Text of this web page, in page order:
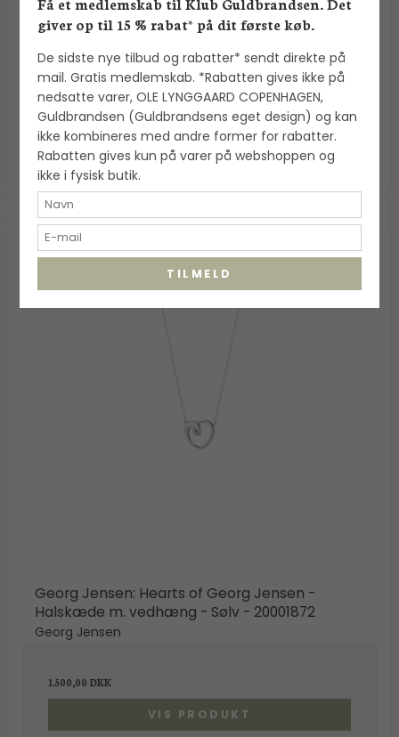
forgyldt Sølv - FLC-SilkNe-G
2.900,00 DKK
VIS PRODUKT
Georg Jensen: Hearts of Georg Jensen -
Halskæde m. vedhæng - Sølv - 20001872
Georg Jensen
1.500,00 DKK
VIS PRODUKT
giver op til 15 % rabat* på dit første køb.
De sidste nye tilbud og rabatter* sendt direkte på
mail. Gratis medlemskab. *Rabatten gives ikke på
nedsatte varer, OLE LYNGGAARD COPENHAGEN,
Guldbrandsen (Guldbrandsens eget design) og kan
ikke kombineres med andre former for rabatter.
Rabatten gives kun på varer på webshoppen og
ikke i fysisk butik.
TILMELD